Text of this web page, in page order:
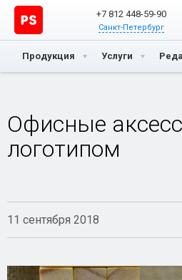
+7 812 448-59-90
Санкт-Петербург
Продукция Услуги
Офисные
логотипом
11 сентября 2018